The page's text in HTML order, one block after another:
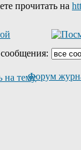
прочитать на
Форум